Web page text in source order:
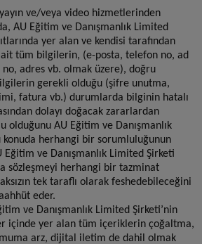
yayın ve/veya video hizmetlerinden
AU Eğitim ve Danışmanlık Limited
yer alan ve kendisi tarafından
tüm bilgilerin, (e-posta, telefon no, ad
adres vb. olmak üzere), doğru
gerekli olduğu (şifre unutma,
fatura vb.) durumlarda bilginin hatalı
dolayı doğacak zararlardan
olduğunu AU Eğitim ve Danışmanlık
konuda herhangi bir sorumluluğunun
Eğitim ve Danışmanlık Limited Şirketi
sözleşmeyi herhangi bir tazminat
tek taraflı olarak feshedebileceğini
eder.
ve Danışmanlık Limited Şirketi’nin
içinde yer alan tüm içeriklerin çoğaltma,
arz, dijital iletim de dahil olmak